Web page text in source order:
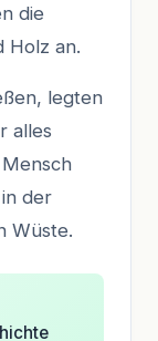
die
Holz an.
legten
alles
der
Wüste.